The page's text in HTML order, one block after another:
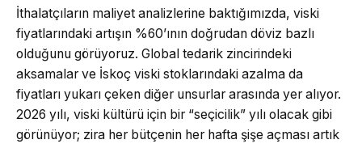
İthalatçıların maliyet analizlerine baktığımızda, viski
fiyatlarındaki artışın %60’ının doğrudan döviz bazlı
olduğunu görüyoruz. Global tedarik zincirindeki
aksamalar ve İskoç viski stoklarındaki azalma da
fiyatları yukarı çeken diğer unsurlar arasında yer alıyor.
2026 yılı, viski kültürü için bir “seçicilik” yılı olacak gibi
görünüyor; zira her bütçenin her hafta şişe açması artık